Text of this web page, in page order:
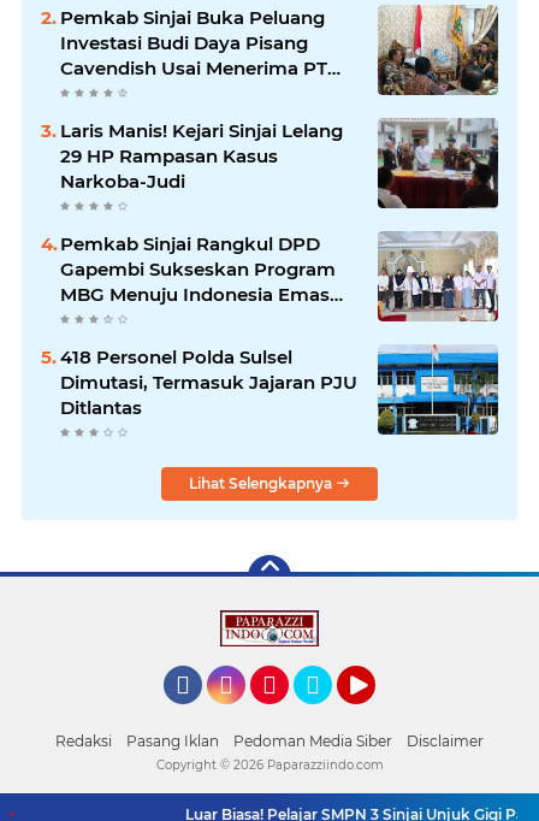
Pemkab Sinjai Buka Peluang
Investasi Budi Daya Pisang
Cavendish Usai Menerima PT
GGF
Laris Manis! Kejari Sinjai Lelang
29 HP Rampasan Kasus
Narkoba-Judi
Pemkab Sinjai Rangkul DPD
Gapembi Sukseskan Program
MBG Menuju Indonesia Emas
2045
418 Personel Polda Sulsel
Dimutasi, Termasuk Jajaran PJU
Ditlantas
Lihat Selengkapnya
Redaksi Pasang Iklan Pedoman Media Siber Disclaimer
Luar Biasa! Pelajar SMPN 3 Sinjai Unjuk Gigi Pamer
Copyright © 2026 Paparazziindo.com